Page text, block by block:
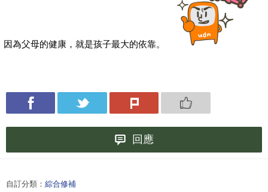
因為父母的健康，就是孩子最大的依靠。
回應
自訂分類： 綜合修補